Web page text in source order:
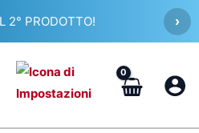
2° PRODOTTO! ›